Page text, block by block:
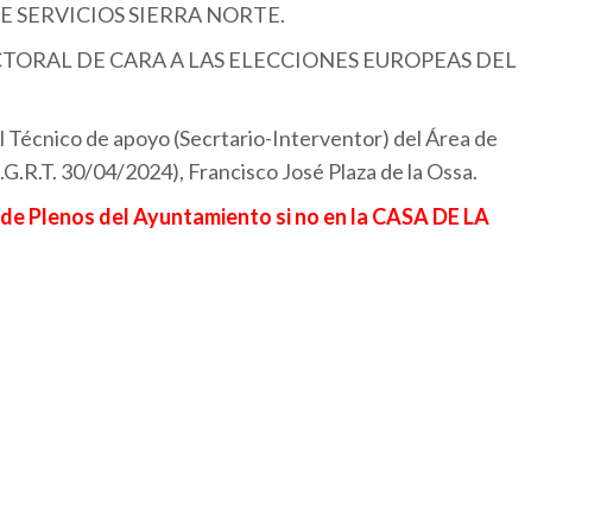
SIERRA NORTE.
DE CARA A LAS ELECCIONES EUROPEAS DEL
Técnico de apoyo (Secrtario-Interventor) del Área de
30/04/2024), Francisco José Plaza de la Ossa.
Plenos del Ayuntamiento si no en la CASA DE LA